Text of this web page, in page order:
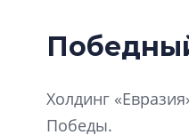
Холдинг
Победы.